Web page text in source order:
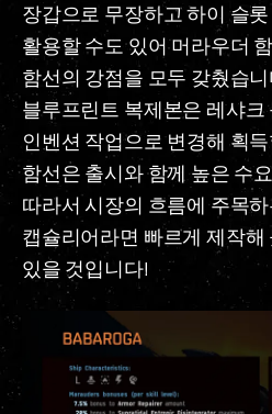
장갑으로 무장하고 하이 슬
활용할 수도 있어 머라우더
함선의 강점을 모두 갖췄습
블루프린트 복제본은 레샤
인벤션 작업으로 변경해 획
함선은 출시와 함께 높은 수
따라서 시장의 흐름에 주목
캡슐리어라면 빠르게 제작해
있을 것입니다!